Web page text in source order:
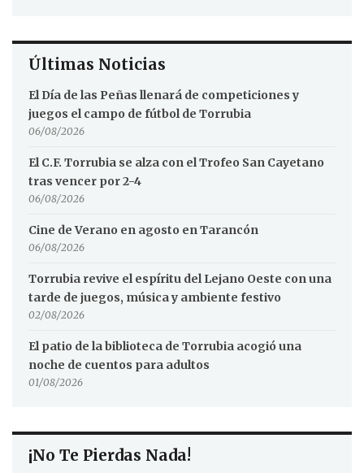
Últimas Noticias
El Día de las Peñas llenará de competiciones y
juegos el campo de fútbol de Torrubia
06/08/2026
El C.F. Torrubia se alza con el Trofeo San Cayetano
tras vencer por 2-4
06/08/2026
Cine de Verano en agosto en Tarancón
06/08/2026
Torrubia revive el espíritu del Lejano Oeste con una
tarde de juegos, música y ambiente festivo
02/08/2026
El patio de la biblioteca de Torrubia acogió una
noche de cuentos para adultos
01/08/2026
¡No Te Pierdas Nada!